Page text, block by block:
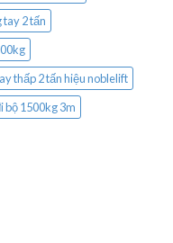
tay 2 tấn
thấp 2 tấn hiệu noblelift
bộ 1500kg 3m